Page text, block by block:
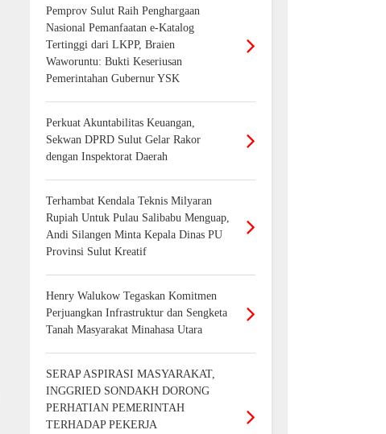
Pemprov Sulut Raih Penghargaan
Nasional Pemanfaatan e-Katalog
Tertinggi dari LKPP, Braien
Waworuntu: Bukti Keseriusan
Pemerintahan Gubernur YSK
Perkuat Akuntabilitas Keuangan,
Sekwan DPRD Sulut Gelar Rakor
dengan Inspektorat Daerah
Terhambat Kendala Teknis Milyaran
Rupiah Untuk Pulau Salibabu Menguap,
Andi Silangen Minta Kepala Dinas PU
Provinsi Sulut Kreatif
Henry Walukow Tegaskan Komitmen
Perjuangkan Infrastruktur dan Sengketa
Tanah Masyarakat Minahasa Utara
SERAP ASPIRASI MASYARAKAT,
INGGRIED SONDAKH DORONG
PERHATIAN PEMERINTAH
TERHADAP PEKERJA